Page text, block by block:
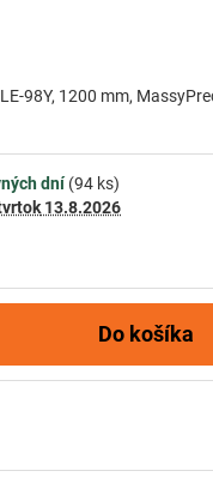
98Y, 1200 mm,
dní(94 ks)
13.8.2026
Do košíka